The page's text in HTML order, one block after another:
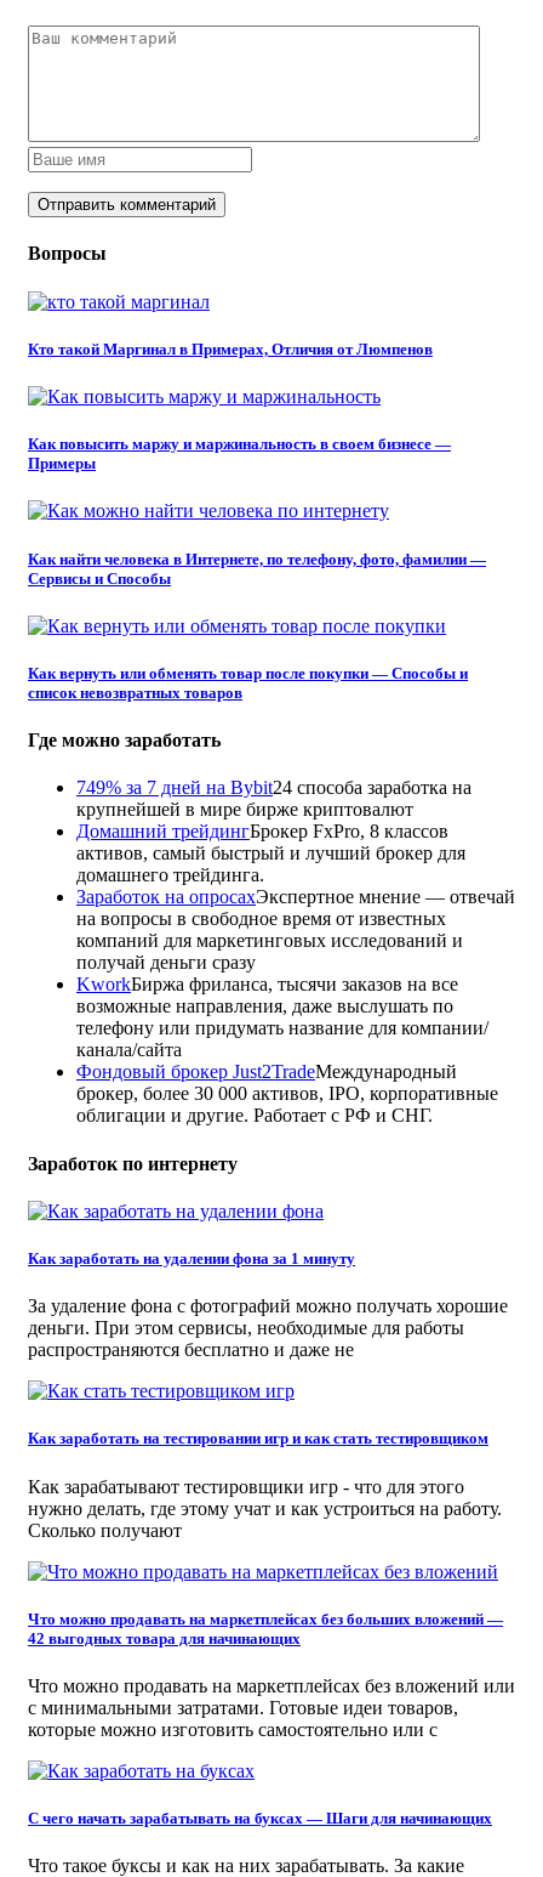
Вопросы
Кто такой Маргинал в Примерах, Отличия от Люмпенов
Как повысить маржу и маржинальность в своем бизнесе —
Примеры
Как найти человека в Интернете, по телефону, фото, фамилии —
Сервисы и Способы
Как вернуть или обменять товар после покупки — Способы и
список невозвратных товаров
Где можно заработать
749% за 7 дней на Bybit24 способа заработка на
крупнейшей в мире бирже криптовалют
Домашний трейдингБрокер FxPro, 8 классов
активов, самый быстрый и лучший брокер для
домашнего трейдинга.
Заработок на опросахЭкспертное мнение — отвечай
на вопросы в свободное время от известных
компаний для маркетинговых исследований и
получай деньги сразу
KworkБиржа фриланса, тысячи заказов на все
возможные направления, даже выслушать по
телефону или придумать название для компании/
канала/сайта
Фондовый брокер Just2TradeМеждународный
брокер, более 30 000 активов, IPO, корпоративные
облигации и другие. Работает с РФ и СНГ.
Заработок по интернету
Как заработать на удалении фона за 1 минуту
За удаление фона с фотографий можно получать хорошие
деньги. При этом сервисы, необходимые для работы
распространяются бесплатно и даже не
Как заработать на тестировании игр и как стать тестировщиком
Как зарабатывают тестировщики игр - что для этого
нужно делать, где этому учат и как устроиться на работу.
Сколько получают
Что можно продавать на маркетплейсах без больших вложений —
42 выгодных товара для начинающих
Что можно продавать на маркетплейсах без вложений или
с минимальными затратами. Готовые идеи товаров,
которые можно изготовить самостоятельно или с
С чего начать зарабатывать на буксах — Шаги для начинающих
Что такое буксы и как на них зарабатывать. За какие